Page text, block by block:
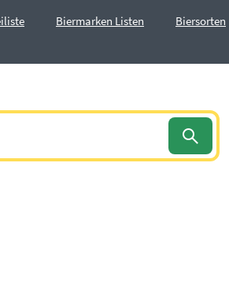
Biermarken Listen Biersorten